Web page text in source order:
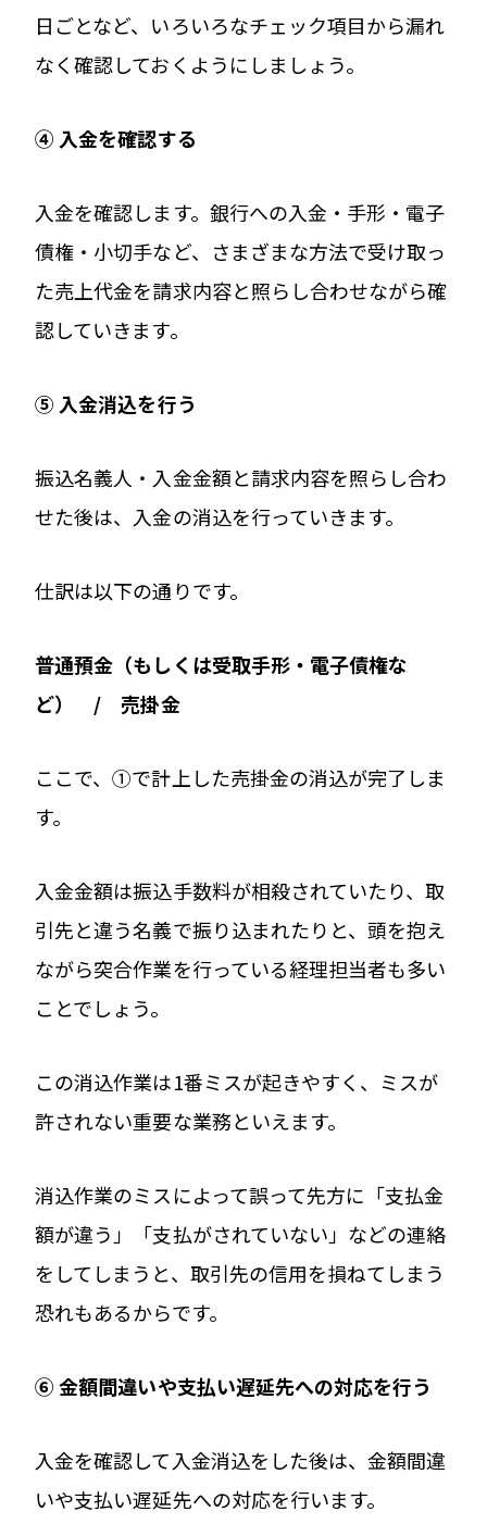
日ごとなど、いろいろなチェック項目から漏れ
なく確認しておくようにしましょう。
④ 入金を確認する
入金を確認します。銀行への入金・手形・電子
債権・小切手など、さまざまな方法で受け取っ
た売上代金を請求内容と照らし合わせながら確
認していきます。
⑤ 入金消込を行う
振込名義人・入金金額と請求内容を照らし合わ
せた後は、入金の消込を行っていきます。
仕訳は以下の通りです。
普通預金（もしくは受取手形・電子債権な
ど） / 売掛金
ここで、①で計上した売掛金の消込が完了しま
す。
入金金額は振込手数料が相殺されていたり、取
引先と違う名義で振り込まれたりと、頭を抱え
ながら突合作業を行っている経理担当者も多い
ことでしょう。
この消込作業は1番ミスが起きやすく、ミスが
許されない重要な業務といえます。
消込作業のミスによって誤って先方に「支払金
額が違う」「支払がされていない」などの連絡
をしてしまうと、取引先の信用を損ねてしまう
恐れもあるからです。
⑥金額間違いや支払い遅延先への対応を行う
入金を確認して入金消込をした後は、金額間違
いや支払い遅延先への対応を行います。